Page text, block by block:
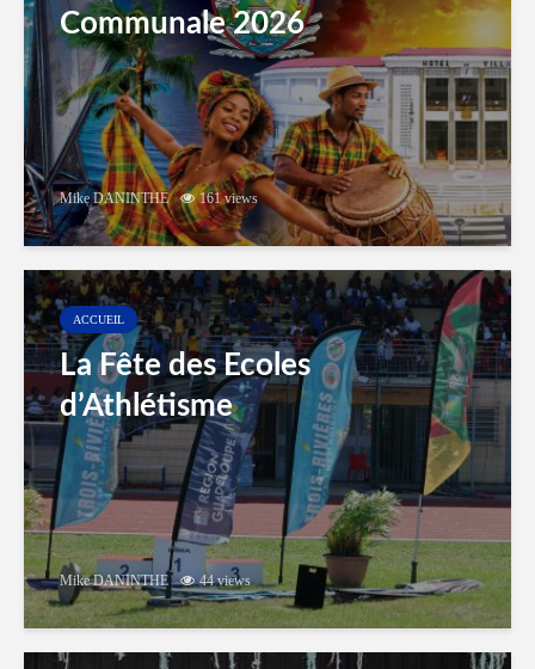
Communale 2026
Mike DANINTHE 161 views
ACCUEIL
La Fête des Ecoles
d’Athlétisme
Mike DANINTHE 44 views